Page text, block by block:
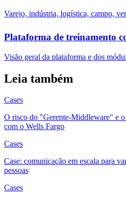
Varejo, indústria, logística, campo,
Plataforma de treinamento
Visão geral da plataforma e dos
Leia também
Cases
O risco do "Gerente-Middleware" e o
com o Wells Fargo
Cases
Case: comunicação em escala para
pessoas
Cases